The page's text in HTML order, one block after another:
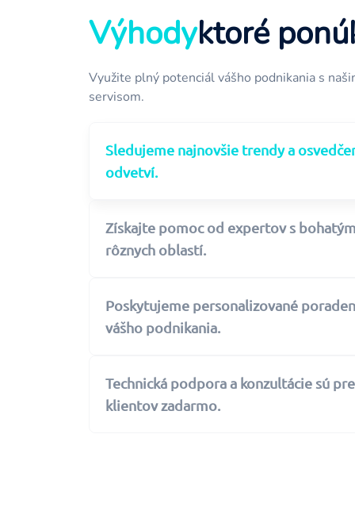
Výhodyktoré
Využite plný potenciál vášho podnikania s
servisom.
Sledujeme najnovšie trendy a
odvetví.
Získajte pomoc od expertov s
rôznych oblastí.
Poskytujeme personalizované
vášho podnikania.
Technická podpora a konzultácie sú
klientov zadarmo.